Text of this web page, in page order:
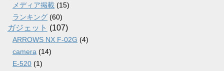
メディア掲載 (15)
ランキング (60)
ガジェット (107)
ARROWS NX F-02G (4)
camera (14)
E-520 (1)